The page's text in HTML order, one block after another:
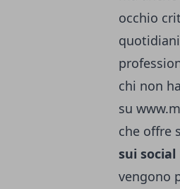
occhio
chi non
su
che offre
sui social
vengono